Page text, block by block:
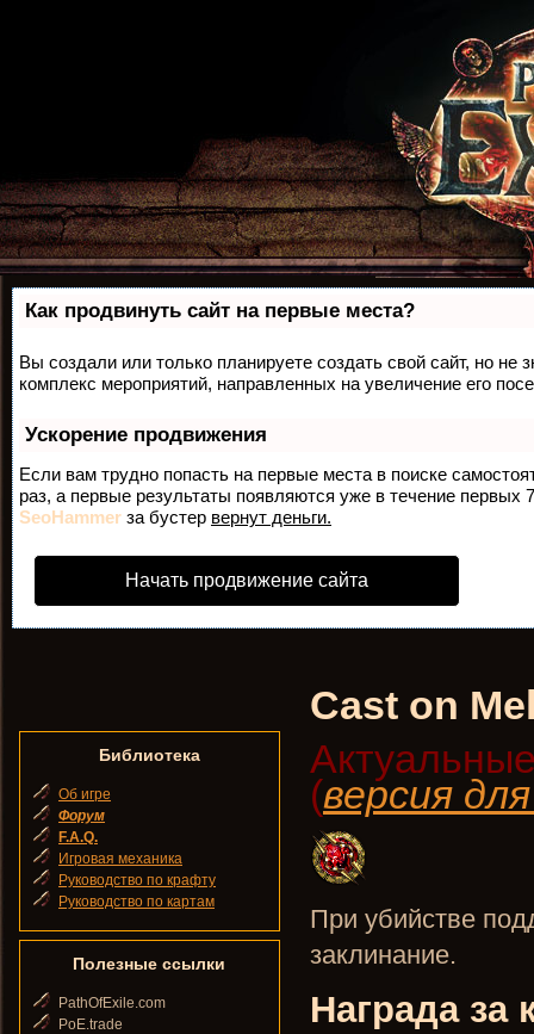
Как продвинуть сайт на первые места?
Вы создали или только планируете создать свой сайт, но не
комплекс мероприятий, направленных на увеличение его
Ускорение продвижения
Если вам трудно попасть на первые места в поиске
раз, а первые результаты появляются уже в течение первых
SeoHammer за бустер вернут деньги.
Начать продвижение сайта
Cast on
(версия
При убийстве
заклинание.
Награда за
Библиотека
Об игре
Форум
F.A.Q.
Игровая механика
Руководство по крафту
Руководство по картам
Полезные ссылки
PathOfExile.com
PoE.trade